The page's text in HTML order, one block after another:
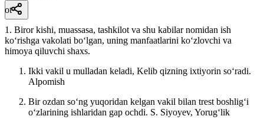
ot
1. Biror kishi, muassasa, tashkilot va shu kabilar nomidan ish
koʻrishga vakolati boʻlgan, uning manfaatlarini koʻzlovchi va
himoya qiluvchi shaxs.
Ikki vakil u mulladan keladi, Kelib qizning ixtiyorin soʻradi.
Alpomish
Bir ozdan soʻng yuqoridan kelgan vakil bilan trest boshligʻi
oʻzlarining ishlaridan gap ochdi. S. Siyoyev, Yorugʻlik